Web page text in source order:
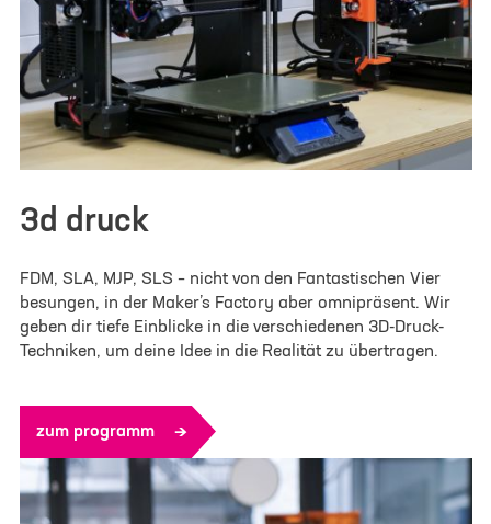
3d druck
FDM, SLA, MJP, SLS – nicht von den Fantastischen Vier
besungen, in der Maker’s Factory aber omnipräsent. Wir
geben dir tiefe Einblicke in die verschiedenen 3D-Druck-
Techniken, um deine Idee in die Realität zu übertragen.
zum programm